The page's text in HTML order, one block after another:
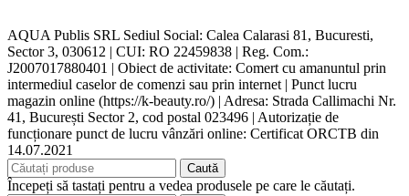
AQUA Publis SRL Sediul Social: Calea Calarasi 81, Bucuresti,
Sector 3, 030612 | CUI: RO 22459838 | Reg. Com.:
J2007017880401 | Obiect de activitate: Comert cu amanuntul prin
intermediul caselor de comenzi sau prin internet | Punct lucru
magazin online (https://k-beauty.ro/) | Adresa: Strada Callimachi Nr.
41, București Sector 2, cod postal 023496 | Autorizație de
funcționare punct de lucru vânzări online: Certificat ORCTB din
14.07.2021
Caută
Începeți să tastați pentru a vedea produsele pe care le căutați.